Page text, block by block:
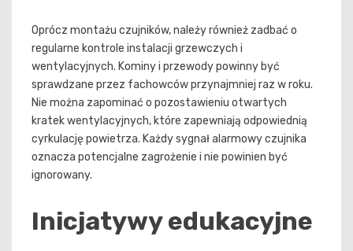
Oprócz montażu czujników, należy również zadbać o
regularne kontrole instalacji grzewczych i
wentylacyjnych. Kominy i przewody powinny być
sprawdzane przez fachowców przynajmniej raz w roku.
Nie można zapominać o pozostawieniu otwartych
kratek wentylacyjnych, które zapewniają odpowiednią
cyrkulację powietrza. Każdy sygnał alarmowy czujnika
oznacza potencjalne zagrożenie i nie powinien być
ignorowany.
Inicjatywy edukacyjne